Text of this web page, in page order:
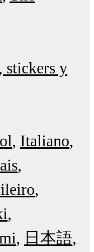
stickers y
Italiano
日本語